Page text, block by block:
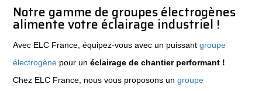
Notre gamme de groupes électrogènes
alimente votre éclairage industriel !
Avec ELC France, équipez-vous avec un puissantgroupe
électrogène pour unéclairage de chantier performant !
Chez ELC France, nous vous proposons ungroupe